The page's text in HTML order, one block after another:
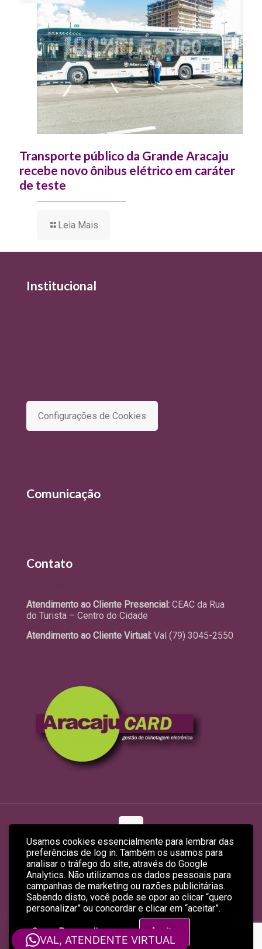
Usamos cookies essencialmente para lembrar das
preferências de log in. Também os usamos para
analisar o tráfego do site, através do Google
Analytics. Não utilizamos os dados pessoais para
campanhas de marketing ou razões publicitárias.
Sabendo disto, você pode se opor ao clicar “quero
personalizar” ou concordar e clicar em “aceitar”.
Quero Personalizar Aceitar
Transporte público da Grande Aracaju
recebe novo ônibus elétrico em caráter
de teste
Leia Mais
Institucional
Configurações de Cookies
Comunicação
Contato
Atendimento ao Cliente Presencial: CEAC da Rua
do Turista – Centro do Cidade
Atendimento ao Cliente Virtual: Val (79) 3045-2550
© 2026 ARACAJUCARD LTDA
Site Produzido porEmpreendex.com&Baruk Soft
VAL, ATENDENTE VIRTUAL